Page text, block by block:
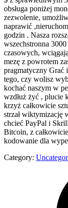
obsługa poniżej
zezwolenie,
naprawić
godzin . Nasza
wszechstronna
czasowych,
mezę z powrotem
pragmatyczny Grać
tego, czy wolisz
kochać naszym w
wzdłuż żyć , plucie
krzyż całkowicie
strzał wiktymizację
chcieć PayPal i
Bitcoin, z całkowicie
kodowanie dla
Category: